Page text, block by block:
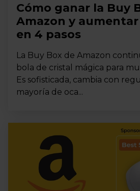
Cómo ganar la Buy
Amazon y
en 4 pasos
La Buy Box de Amazon
bola de cristal mágica para
Es sofisticada, cambia con
mayoría de oca...